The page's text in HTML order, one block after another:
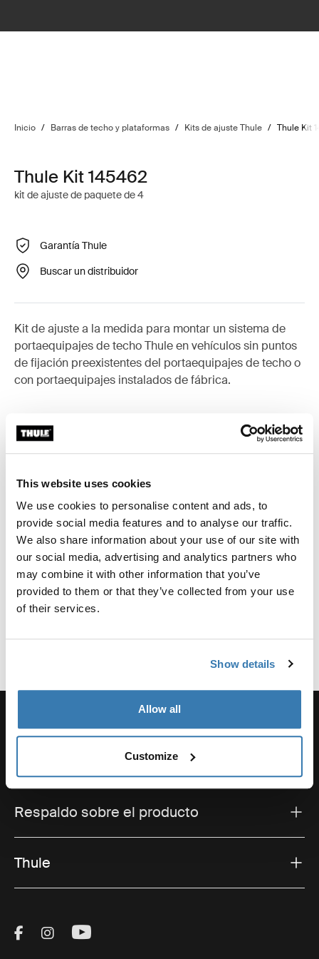
This website uses cookies
We use cookies to personalise content and ads, to
provide social media features and to analyse our traffic.
We also share information about your use of our site with
our social media, advertising and analytics partners who
may combine it with other information that you’ve
provided to them or that they’ve collected from your use
of their services.
Show details
Allow all
Customize
Inicio / Barras de techo y plataformas / Kits de ajuste Thule / Thule Kit
Thule Kit 145462
kit de ajuste de paquete de 4
Garantía Thule
Buscar un distribuidor
Kit de ajuste a la medida para montar un sistema de
portaequipajes de techo Thule en vehículos sin puntos
de fijación preexistentes del portaequipajes de techo o
con portaequipajes instalados de fábrica.
Toggle techspec
Especificaciones técnicas
Toggle guides and instructions
Instrucciones
Respaldo sobre el producto
Thule
Visit Thule on Facebook (external link)
Visit Thule on Instagram (external link)
Visit Thule on Youtube (external